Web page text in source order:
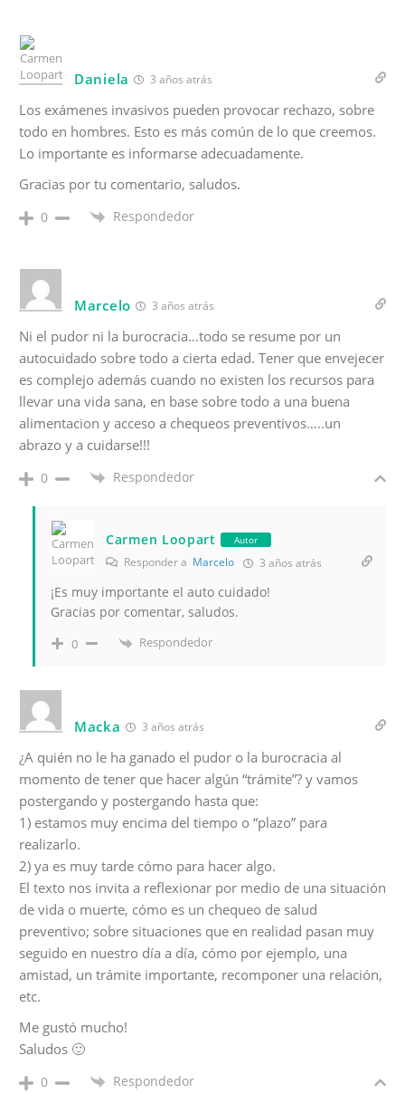
Daniela 3 años atrás
Los exámenes invasivos pueden provocar rechazo, sobre
todo en hombres. Esto es más común de lo que creemos.
Lo importante es informarse adecuadamente.
Gracias por tu comentario, saludos.
0 Respondedor
Marcelo 3 años atrás
Ni el pudor ni la burocracia…todo se resume por un
autocuidado sobre todo a cierta edad. Tener que envejecer
es complejo además cuando no existen los recursos para
llevar una vida sana, en base sobre todo a una buena
alimentacion y acceso a chequeos preventivos…..un
abrazo y a cuidarse!!!
0 Respondedor
Carmen Loopart Autor
Responder a Marcelo 3 años atrás
¡Es muy importante el auto cuidado!
Gracias por comentar, saludos.
0 Respondedor
Macka 3 años atrás
¿A quién no le ha ganado el pudor o la burocracia al
momento de tener que hacer algún “trámite”? y vamos
postergando y postergando hasta que:
1) estamos muy encima del tiempo o “plazo” para
realizarlo.
2) ya es muy tarde cómo para hacer algo.
El texto nos invita a reflexionar por medio de una situación
de vida o muerte, cómo es un chequeo de salud
preventivo; sobre situaciones que en realidad pasan muy
seguido en nuestro día a día, cómo por ejemplo, una
amistad, un trámite importante, recomponer una relación,
etc.
Me gustó mucho!
Saludos 🙂
0 Respondedor